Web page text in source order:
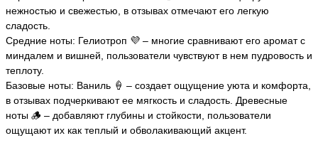
нежностью и свежестью, в отзывах отмечают его легкую
сладость.
Средние ноты: Гелиотроп 💜 – многие сравнивают его аромат с
миндалем и вишней, пользователи чувствуют в нем пудровость и
теплоту.
Базовые ноты: Ваниль 🍦 – создает ощущение уюта и комфорта,
в отзывах подчеркивают ее мягкость и сладость. Древесные
ноты 🪵 – добавляют глубины и стойкости, пользователи
ощущают их как теплый и обволакивающий акцент.